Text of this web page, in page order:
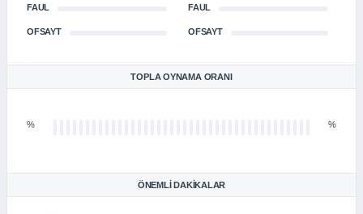
FAUL
OFSAYT
FAUL
OFSAYT
TOPLA OYNAMA ORANI
% %
ÖNEMLI DAKIKALAR